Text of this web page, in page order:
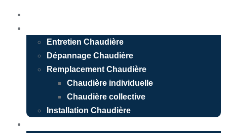
Entretien Chaudière
Dépannage Chaudière
Remplacement Chaudière
Chaudière individuelle
Chaudière collective
Installation Chaudière